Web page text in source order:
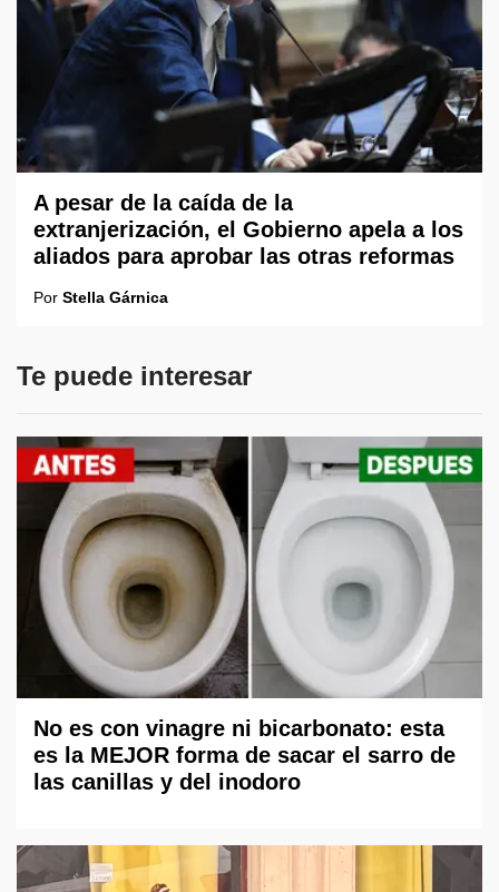
A pesar de la caída de la
extranjerización, el Gobierno apela a los
aliados para aprobar las otras reformas
Por Stella Gárnica
Te puede interesar
No es con vinagre ni bicarbonato: esta
es la MEJOR forma de sacar el sarro de
las canillas y del inodoro